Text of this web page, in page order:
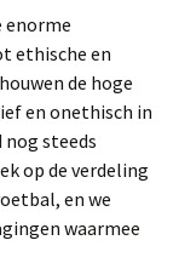
enorme
ethische en
de hoge
en onethisch in
steeds
op de verdeling
en we
waarmee